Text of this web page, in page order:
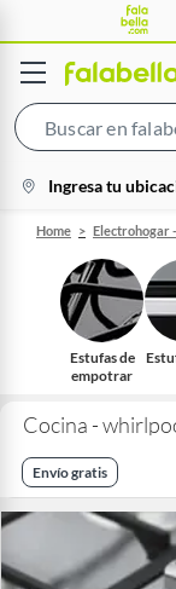
location-
icon
Ingresa tu
Home Electrohogar
Estufas de
empotrar
Cocina -
Envío gratis